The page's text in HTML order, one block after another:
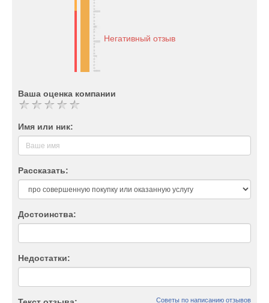
Негативный отзыв
Ваша оценка компании
Имя или ник:
Рассказать:
Достоинства:
Недостатки:
Советы по написанию отзывов